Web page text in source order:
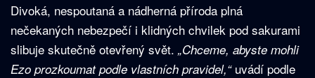
Divoká, nespoutaná a nádherná příroda plná
nečekaných nebezpečí i klidných chvilek pod sakurami
slibuje skutečně otevřený svět. „Chceme, abyste mohli
Ezo prozkoumat podle vlastních pravidel,“uvádí podle